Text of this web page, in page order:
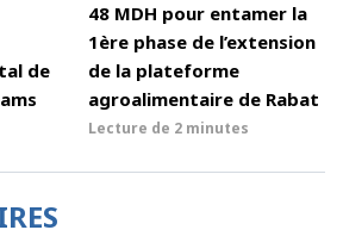
de
48 MDH pour entamer la
1ère phase de l’extension
de la plateforme
agroalimentaire de Rabat
Lecture de 2 minutes